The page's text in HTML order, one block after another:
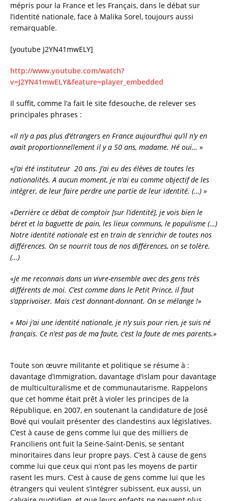
mépris pour la France et les Français, dans le débat sur
l’identité nationale, face à Malika Sorel, toujours aussi
remarquable.
[youtube J2YN41mwELY]
http://www.youtube.com/watch?
v=J2YN41mwELY&feature=player_embedded
Il suffit, comme l’a fait le site fdesouche, de relever ses
principales phrases :
«Il n’y a pas plus d’étrangers en France aujourd’hui qu’il n’y en
avait proportionnellement il y a 50 ans, madame. Hé oui… »
«J’ai été instituteur 20 ans. J’ai eu des élèves de toutes les
nationalités. A aucun moment, je n’ai eu comme objectif de les
intégrer, de leur faire perdre une partie de leur identité. (…) »
«Derrière ce débat de comptoir [sur l’identité], je vois bien le
béret et la baguette de pain, les lieux communs, le populisme (…)
Notre identité nationale est en train de s’enrichir de toutes nos
différences. On se nourrit tous de nos différences, on se tolère.
(…)
«Je me reconnais dans un vivre-ensemble avec des gens très
différents de moi. C’est comme dans le Petit Prince, il faut
s’apprivoiser. Mais c’est donnant-donnant. On se mélange !»
« Moi j’ai une identité nationale, je n’y suis pour rien, je suis né
français. Ce n’est pas de ma faute, c’est la faute de mes parents.»
Toute son œuvre militante et politique se résume à :
davantage d’immigration, davantage d’islam pour davantage
de multiculturalisme et de communautarisme. Rappelons
que cet homme était prêt à violer les principes de la
République, en 2007, en soutenant la candidature de José
Bové qui voulait présenter des clandestins aux législatives.
C’est à cause de gens comme lui que des milliers de
Franciliens ont fuit la Seine-Saint-Denis, se sentant
minoritaires dans leur propre pays. C’est à cause de gens
comme lui que ceux qui n’ont pas les moyens de partir
rasent les murs. C’est à cause de gens comme lui que les
étrangers qui veulent s’intégrer subissent, eux aussi, un